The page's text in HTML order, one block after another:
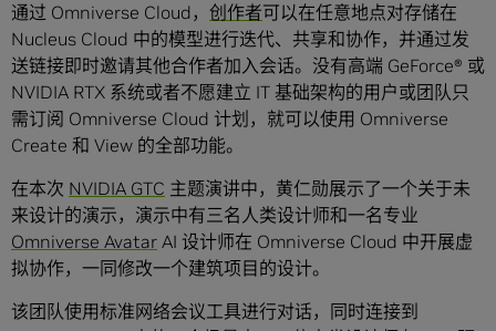
通过 Omniverse Cloud， 创作者可以在任意地点对存储在
Nucleus Cloud 中的模型进行迭代、共享和协作，并通过发
送链接即时邀请其他合作者加入会话。没有高端 GeForce® 或
NVIDIA RTX 系统或者不愿建立 IT 基础架构的用户或团队只
需订阅 Omniverse Cloud 计划，就可以使用 Omniverse
Create 和 View 的全部功能。
在本次 NVIDIA GTC 主题演讲中，黄仁勋展示了一个关于未
来设计的演示，演示中有三名人类设计师和一名专业
Omniverse Avatar AI 设计师在 Omniverse Cloud 中开展虚
拟协作，一同修改一个建筑项目的设计。
该团队使用标准网络会议工具进行对话，同时连接到